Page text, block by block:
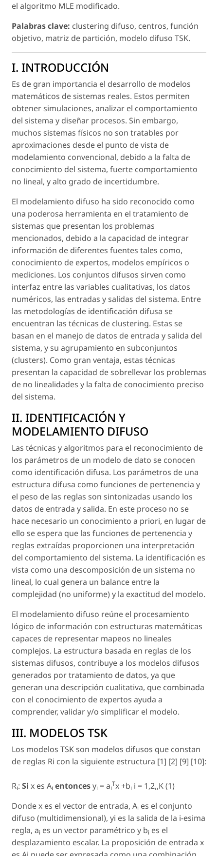
el algoritmo MLE modificado.
Palabras clave: clustering difuso, centros, función
objetivo, matriz de partición, modelo difuso TSK.
I. INTRODUCCIÓN
Es de gran importancia el desarrollo de modelos
matemáticos de sistemas reales. Estos permiten
obtener simulaciones, analizar el comportamiento
del sistema y diseñar procesos. Sin embargo,
muchos sistemas físicos no son tratables por
aproximaciones desde el punto de vista de
modelamiento convencional, debido a la falta de
conocimiento del sistema, fuerte comportamiento
no lineal, y alto grado de incertidumbre.
El modelamiento difuso ha sido reconocido como
una poderosa herramienta en el tratamiento de
sistemas que presentan los problemas
mencionados, debido a la capacidad de integrar
información de diferentes fuentes tales como,
conocimiento de expertos, modelos empíricos o
mediciones. Los conjuntos difusos sirven como
interfaz entre las variables cualitativas, los datos
numéricos, las entradas y salidas del sistema. Entre
las metodologías de identificación difusa se
encuentran las técnicas de clustering. Estas se
basan en el manejo de datos de entrada y salida del
sistema, y su agrupamiento en subconjuntos
(clusters). Como gran ventaja, estas técnicas
presentan la capacidad de sobrellevar los problemas
de no linealidades y la falta de conocimiento preciso
del sistema.
II. IDENTIFICACIÓN Y
MODELAMIENTO DIFUSO
Las técnicas y algoritmos para el reconocimiento de
los parámetros de un modelo de dato se conocen
como identificación difusa. Los parámetros de una
estructura difusa como funciones de pertenencia y
el peso de las reglas son sintonizadas usando los
datos de entrada y salida. En este proceso no se
hace necesario un conocimiento a priori, en lugar de
ello se espera que las funciones de pertenencia y
reglas extraídas proporcionen una interpretación
del comportamiento del sistema. La identificación es
vista como una descomposición de un sistema no
lineal, lo cual genera un balance entre la
complejidad (no uniforme) y la exactitud del modelo.
El modelamiento difuso reúne el procesamiento
lógico de información con estructuras matemáticas
capaces de representar mapeos no lineales
complejos. La estructura basada en reglas de los
sistemas difusos, contribuye a los modelos difusos
generados por tratamiento de datos, ya que
generan una descripción cualitativa, que combinada
con el conocimiento de expertos ayuda a
comprender, validar y/o simplificar el modelo.
III. MODELOS TSK
Los modelos TSK son modelos difusos que constan
de reglas Ri con la siguiente estructura [1] [2] [9] [10]:
Ri: Si x es Ai entoncesyi = ai
Tx +bi i = 1,2,,K (1)
Donde x es el vector de entrada, Ai es el conjunto
difuso (multidimensional), yi es la salida de la i-esima
regla, ai es un vector paramétrico y bi es el
desplazamiento escalar. La proposición de entrada x